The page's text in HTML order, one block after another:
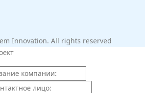
Innovation. All rights reserved